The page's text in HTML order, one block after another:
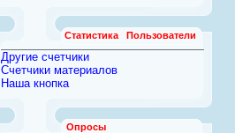
Статистика Пользователи
Другие счетчики
Счетчики материалов
Наша кнопка
Опросы